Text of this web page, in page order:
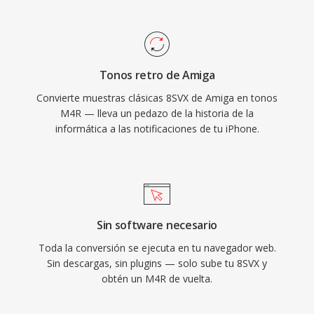
tono se integra con la configuración de iOS
para llamadas, alarmas y alertas por contacto.
Las ventajas prácticas incluyen un despliegue
sencillo a cualquier iPhone mediante
sincronizacion de iTunes o AirDrop,
individuales a contactos específicos para la
Tonos retro de Amiga
Convierte muestras clásicas 8SVX de Amiga en tonos
M4R — lleva un pedazo de la historia de la
informática a las notificaciones de tu iPhone.
Sin software necesario
Toda la conversión se ejecuta en tu navegador web.
Sin descargas, sin plugins — solo sube tu 8SVX y
obtén un M4R de vuelta.